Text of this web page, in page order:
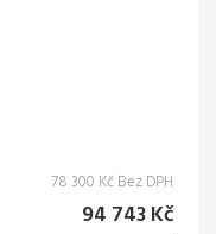
78 300 Kč Bez DPH
94 743 Kč